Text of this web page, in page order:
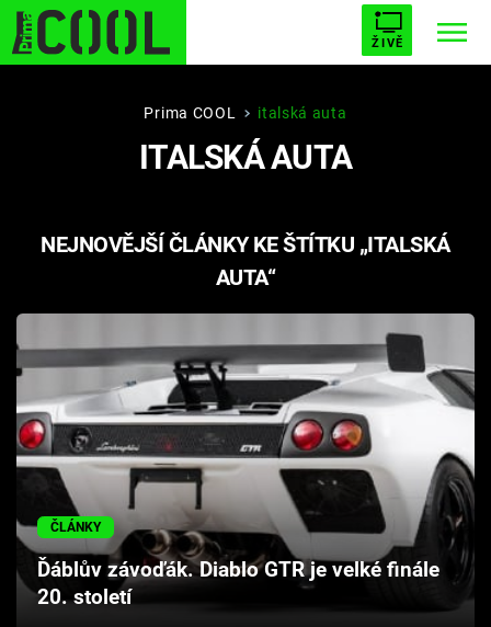
ŽIVĚ
STARHOUSE BUFFY, PŘEMOŽITELKA UPÍRŮ
PLNEJ KOTEL AVENGERS 5
Filmy
Seriály
Hry
Cool Esport
Pořady
Prima COOL italská auta
ITALSKÁ AUTA
NEJNOVĚJŠÍ ČLÁNKY KE ŠTÍTKU „ITALSKÁ
AUTA“
ČLÁNKY
Ďáblův závoďák. Diablo GTR je velké finále
20. století